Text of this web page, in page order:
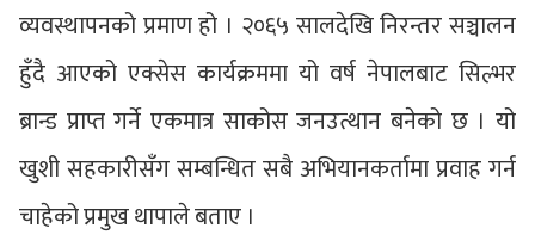
व्यवस्थापनको प्रमाण हो । २०६५ सालदेखि निरन्तर सञ्चालन
हुँदै आएको एक्सेस कार्यक्रममा यो वर्ष नेपालबाट सिल्भर
ब्रान्ड प्राप्त गर्ने एकमात्र साकोस जनउत्थान बनेको छ । यो
खुशी सहकारीसँग सम्बन्धित सबै अभियानकर्तामा प्रवाह गर्न
चाहेको प्रमुख थापाले बताए ।